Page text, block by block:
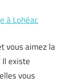
à Lohéac
vous aimez la
existe
vous